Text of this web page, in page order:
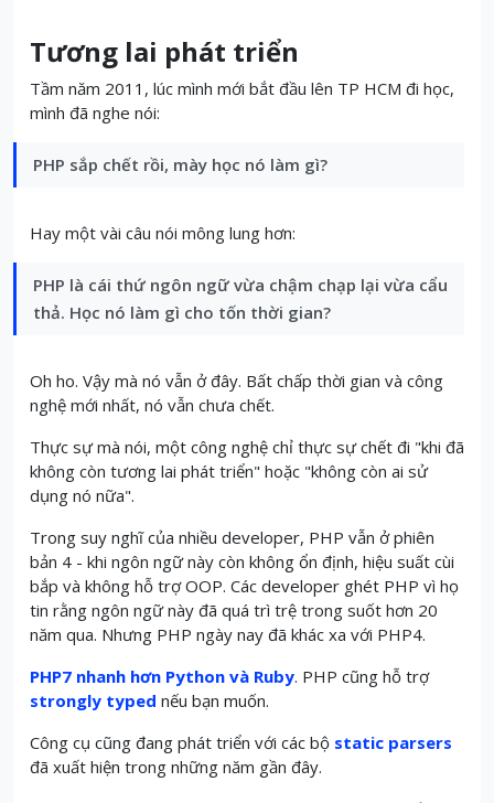
Tương lai phát triển
Tầm năm 2011, lúc mình mới bắt đầu lên TP HCM đi học,
mình đã nghe nói:
PHP sắp chết rồi, mày học nó làm gì?
Hay một vài câu nói mông lung hơn:
PHP là cái thứ ngôn ngữ vừa chậm chạp lại vừa cẩu
thả. Học nó làm gì cho tốn thời gian?
Oh ho. Vậy mà nó vẫn ở đây. Bất chấp thời gian và công
nghệ mới nhất, nó vẫn chưa chết.
Thực sự mà nói, một công nghệ chỉ thực sự chết đi "khi đã
không còn tương lai phát triển" hoặc "không còn ai sử
dụng nó nữa".
Trong suy nghĩ của nhiều developer, PHP vẫn ở phiên
bản 4 - khi ngôn ngữ này còn không ổn định, hiệu suất cùi
bắp và không hỗ trợ OOP. Các developer ghét PHP vì họ
tin rằng ngôn ngữ này đã quá trì trệ trong suốt hơn 20
năm qua. Nhưng PHP ngày nay đã khác xa với PHP4.
PHP7 nhanh hơn Python và Ruby. PHP cũng hỗ trợ
strongly typed nếu bạn muốn.
Công cụ cũng đang phát triển với các bộ static parsers
đã xuất hiện trong những năm gần đây.